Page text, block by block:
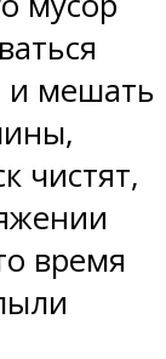
и мешать
чистят,
время